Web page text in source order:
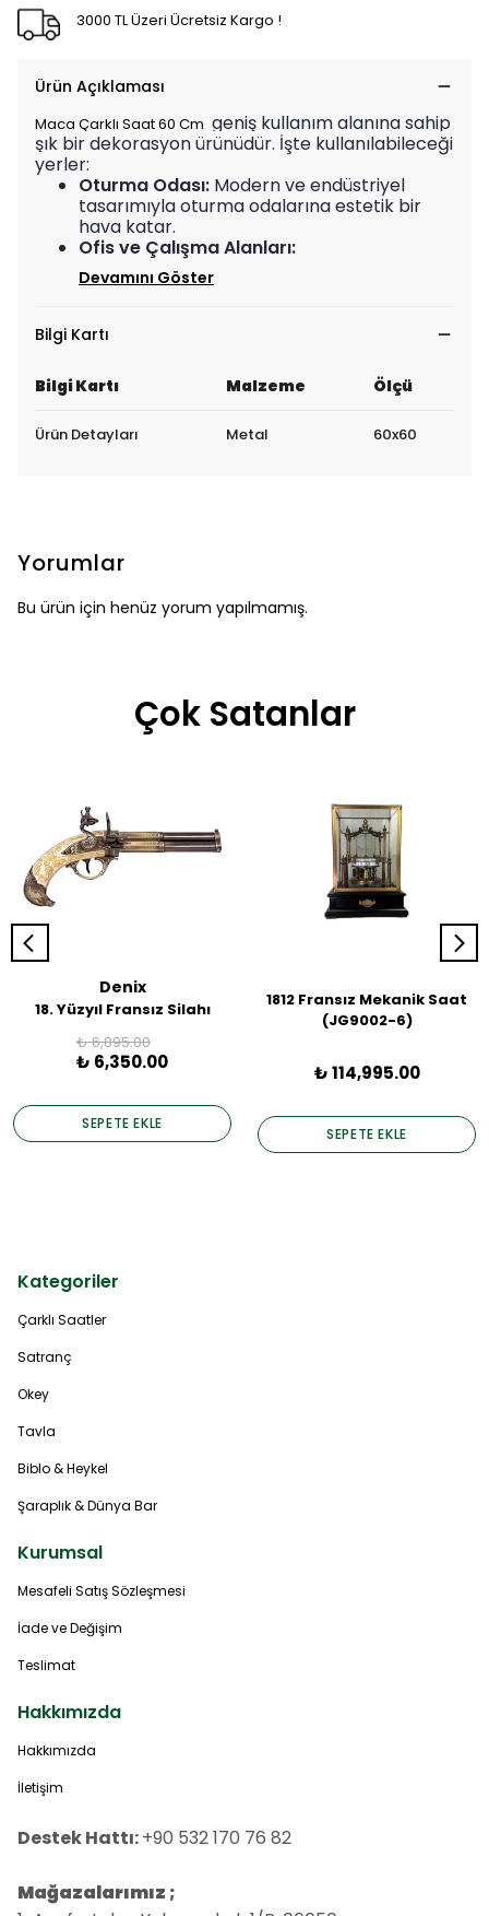
3000 TL Üzeri Ücretsiz Kargo !
Ürün Açıklaması
Maca Çarklı Saat 60 Cm geniş kullanım alanına sahip
şık bir dekorasyon ürünüdür. İşte kullanılabileceği
yerler:
Oturma Odası: Modern ve endüstriyel
tasarımıyla oturma odalarına estetik bir
hava katar.
Ofis ve Çalışma Alanları:
Devamını Göster
Bilgi Kartı
Bilgi Kartı Malzeme Ölçü
Ürün Detayları Metal 60x60
Yorumlar
Bu ürün için henüz yorum yapılmamış.
Çok Satanlar
Denix
18. Yüzyıl Fransız Silahı
₺ 6,895.00
₺ 6,350.00
SEPETE EKLE
1812 Fransız Mekanik Saat
(JG9002-6)
₺ 114,995.00
SEPETE EKLE
Kategoriler
Çarklı Saatler
Satranç
Okey
Tavla
Biblo & Heykel
Şaraplık & Dünya Bar
Kurumsal
Mesafeli Satış Sözleşmesi
İade ve Değişim
Teslimat
Hakkımızda
Hakkımızda
İletişim
Destek Hattı:+90 532 170 76 82
Mağazalarımız ;